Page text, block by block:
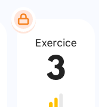
Exercice
3